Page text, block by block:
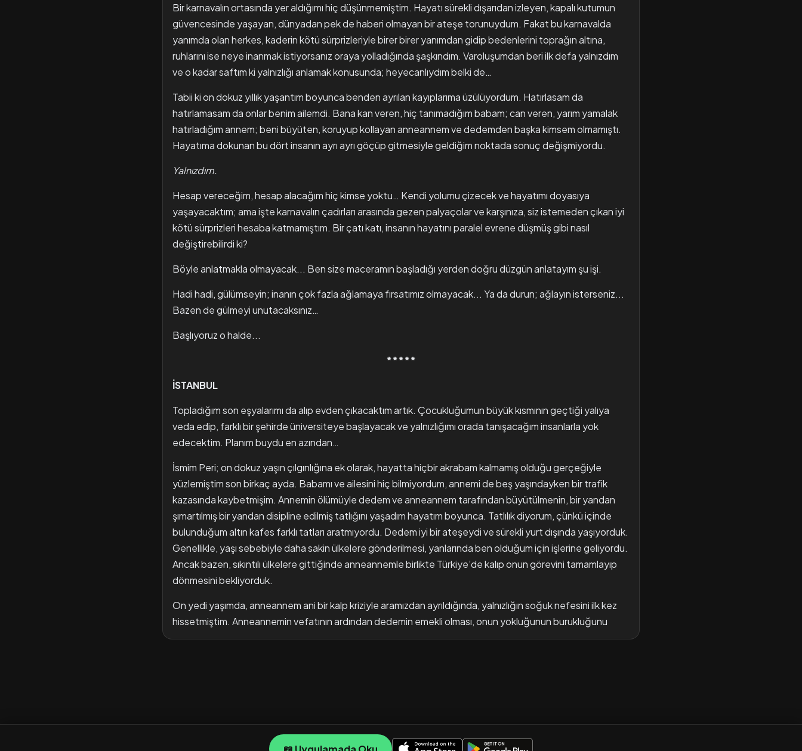
Bir karnavalın ortasında yer aldığımı hiç düşünmemiştim. Hayatı sürekli dışarıdan izleyen, kapalı kutumun
güvencesinde yaşayan, dünyadan pek de haberi olmayan bir ateşe torunuydum. Fakat bu karnavalda
yanımda olan herkes, kaderin kötü sürprizleriyle birer birer yanımdan gidip bedenlerini toprağın altına,
ruhlarını ise neye inanmak istiyorsanız oraya yolladığında şaşkındım. Varoluşumdan beri ilk defa yalnızdım
ve o kadar saftım ki yalnızlığı anlamak konusunda; heyecanlıydım belki de…
Tabii ki on dokuz yıllık yaşantım boyunca benden ayrılan kayıplarıma üzülüyordum. Hatırlasam da
hatırlamasam da onlar benim ailemdi. Bana kan veren, hiç tanımadığım babam; can veren, yarım yamalak
hatırladığım annem; beni büyüten, koruyup kollayan anneannem ve dedemden başka kimsem olmamıştı.
Hayatıma dokunan bu dört insanın ayrı ayrı göçüp gitmesiyle geldiğim noktada sonuç değişmiyordu.
Yalnızdım.
Hesap vereceğim, hesap alacağım hiç kimse yoktu… Kendi yolumu çizecek ve hayatımı doyasıya
yaşayacaktım; ama işte karnavalın çadırları arasında gezen palyaçolar ve karşınıza, siz istemeden çıkan iyi
kötü sürprizleri hesaba katmamıştım. Bir çatı katı, insanın hayatını paralel evrene düşmüş gibi nasıl
değiştirebilirdi ki?
Böyle anlatmakla olmayacak... Ben size maceramın başladığı yerden doğru düzgün anlatayım şu işi.
Hadi hadi, gülümseyin; inanın çok fazla ağlamaya fırsatımız olmayacak... Ya da durun; ağlayın isterseniz...
Bazen de gülmeyi unutacaksınız…
Başlıyoruz o halde...
*****
İSTANBUL
Topladığım son eşyalarımı da alıp evden çıkacaktım artık. Çocukluğumun büyük kısmının geçtiği yalıya
veda edip, farklı bir şehirde üniversiteye başlayacak ve yalnızlığımı orada tanışacağım insanlarla yok
edecektim. Planım buydu en azından…
İsmim Peri; on dokuz yaşın çılgınlığına ek olarak, hayatta hiçbir akrabam kalmamış olduğu gerçeğiyle
yüzlemiştim son birkaç ayda. Babamı ve ailesini hiç bilmiyordum, annemi de beş yaşındayken bir trafik
kazasında kaybetmişim. Annemin ölümüyle dedem ve anneannem tarafından büyütülmenin, bir yandan
şımartılmış bir yandan disipline edilmiş tatlığını yaşadım hayatım boyunca. Tatlılık diyorum, çünkü içinde
bulunduğum altın kafes farklı tatları aratmıyordu. Dedem iyi bir ateşeydi ve sürekli yurt dışında yaşıyorduk.
Genellikle, yaşı sebebiyle daha sakin ülkelere gönderilmesi, yanlarında ben olduğum için işlerine geliyordu.
Ancak bazen, sıkıntılı ülkelere gittiğinde anneannemle birlikte Türkiye’de kalıp onun görevini tamamlayıp
dönmesini bekliyorduk.
On yedi yaşımda, anneannem ani bir kalp kriziyle aramızdan ayrıldığında, yalnızlığın soğuk nefesini ilk kez
hissetmiştim. Anneannemin vefatının ardından dedemin emekli olması, onun yokluğunun burukluğunu